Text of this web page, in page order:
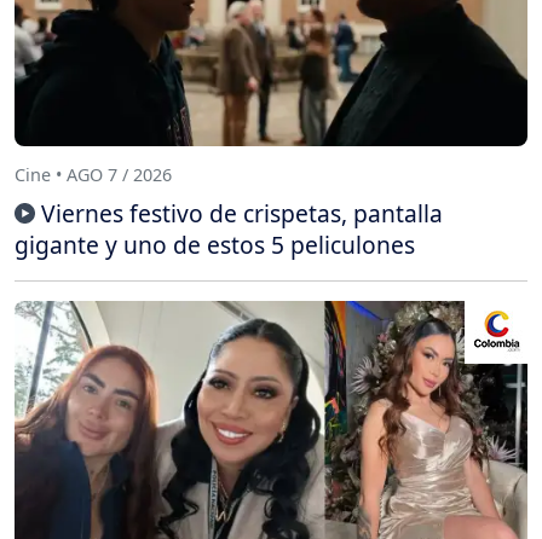
Cine • AGO 7 / 2026
Viernes festivo de crispetas, pantalla
gigante y uno de estos 5 peliculones